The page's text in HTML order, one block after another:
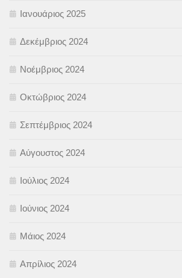
Ιανουάριος 2025
Δεκέμβριος 2024
Νοέμβριος 2024
Οκτώβριος 2024
Σεπτέμβριος 2024
Αύγουστος 2024
Ιούλιος 2024
Ιούνιος 2024
Μάιος 2024
Απρίλιος 2024